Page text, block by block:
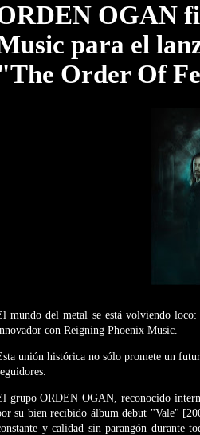
OGAN
para el
Order Of
mundo del metal se está volviendo
con Reigning Phoenix Music.
unión histórica no sólo promete un
grupo ORDEN OGAN, reconocido
su bien recibido álbum debut "Vale"
y calidad sin parangón durante